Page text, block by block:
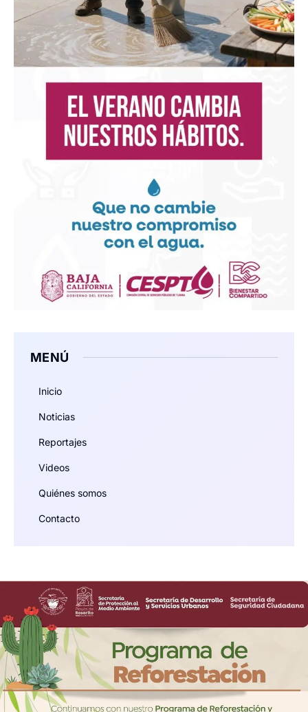
MENÚ
Inicio
Noticias
Reportajes
Videos
Quiénes somos
Contacto